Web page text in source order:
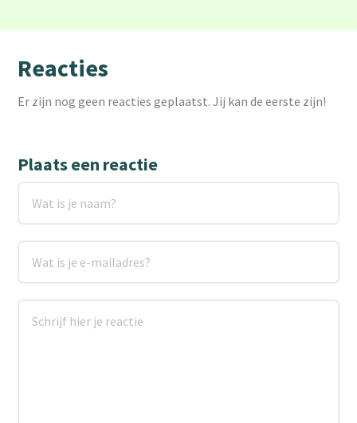
Reacties
Er zijn nog geen reacties geplaatst. Jij kan de eerste zijn!
Plaats een reactie